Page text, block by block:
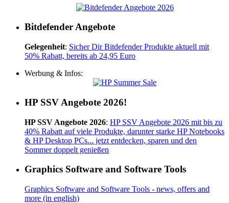
Bitdefender Angebote
Gelegenheit: Sicher Dir Bitdefender Produkte aktuell mit
50% Rabatt, bereits ab 24,95 Euro
Werbung & Infos:
HP SSV Angebote 2026!
HP SSV Angebote 2026: HP SSV Angebote 2026 mit bis zu
40% Rabatt auf viele Produkte, darunter starke HP Notebooks
& HP Desktop PCs... jetzt entdecken, sparen und den
Sommer doppelt genießen
Graphics Software and Software Tools
Graphics Software and Software Tools - news, offers and
more (in english)